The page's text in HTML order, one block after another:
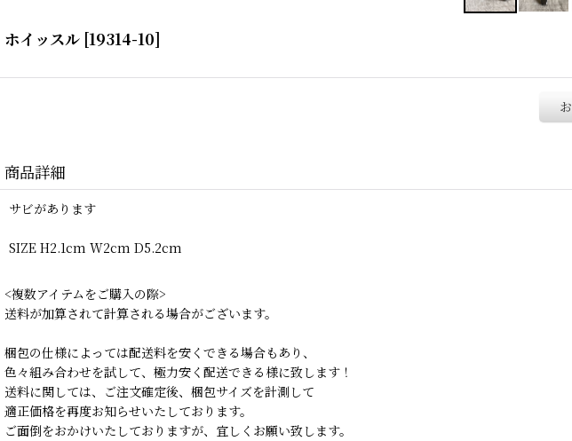
ホイッスル [19314-10]
商品詳細
サビがあります
SIZE H2.1cm W2cm D5.2cm
<複数アイテムをご購入の際>
送料が加算されて計算される場合がございます。
梱包の仕様によっては配送料を安くできる場合もあり、
色々組み合わせを試して、極力安く配送できる様に致します！
送料に関しては、ご注文確定後、梱包サイズを計測して
適正価格を再度お知らせいたしております。
ご面倒をおかけいたしておりますが、宜しくお願い致します。